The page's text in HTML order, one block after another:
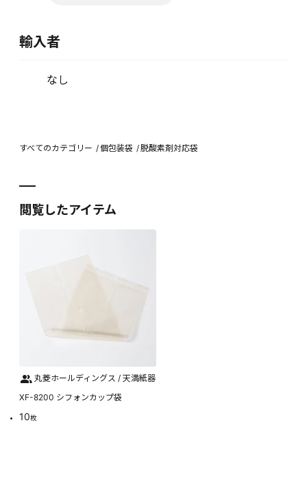
輸入者
なし
すべてのカテゴリー 個包装袋 脱酸素剤対応袋
閲覧したアイテム
丸菱ホールディングス / 天満紙器
XF-8200 シフォンカップ袋
10枚